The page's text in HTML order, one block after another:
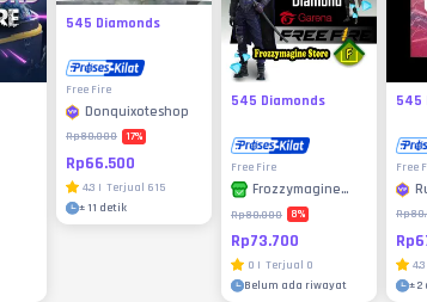
545 Diamonds
Free Fire
Donquixoteshop
Rp80.000 17%
Rp66.500
4.3 | Terjual 615
±11 detik
545 Diamonds
Free Fire
Frozzymagine
Store
Rp80.000 8%
Rp73.700
0 | Terjual 0
Belum ada riwayat
545
Free
4.3
±2